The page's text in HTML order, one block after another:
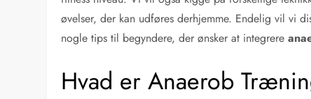
øvelser, der kan udføres derhjemme. Endelig vil vi
nogle tips til begyndere, der ønsker at integrere
Hvad er Anaerob